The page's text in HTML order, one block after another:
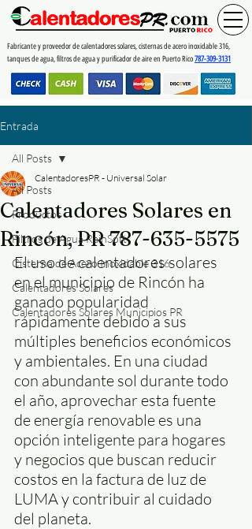
Fabricante y proveedor de calentadores solares, cisternas de acero inoxidable 316,
tanques de agua, filtros de agua y purificador de aire en Puerto Rico787-309-3131
Entrada
All Posts
Productos
Filtros de Agua RainSoft
Cisterna de Acero Inoxidable 316
Calentadores Solares
Calentadores Solares Municipios PR
All Posts
Calentadores Solares en
Rincón, PR 787-635-5575
CalentadoresPR - Universal Solar
El uso de calentadores solares
en el municipio de Rincón ha
ganado popularidad
rápidamente debido a sus
múltiples beneficios económicos
y ambientales. En una ciudad
con abundante sol durante todo
el año, aprovechar esta fuente
de energía renovable es una
opción inteligente para hogares
y negocios que buscan reducir
costos en la factura de luz de
LUMA y contribuir al cuidado
del planeta.